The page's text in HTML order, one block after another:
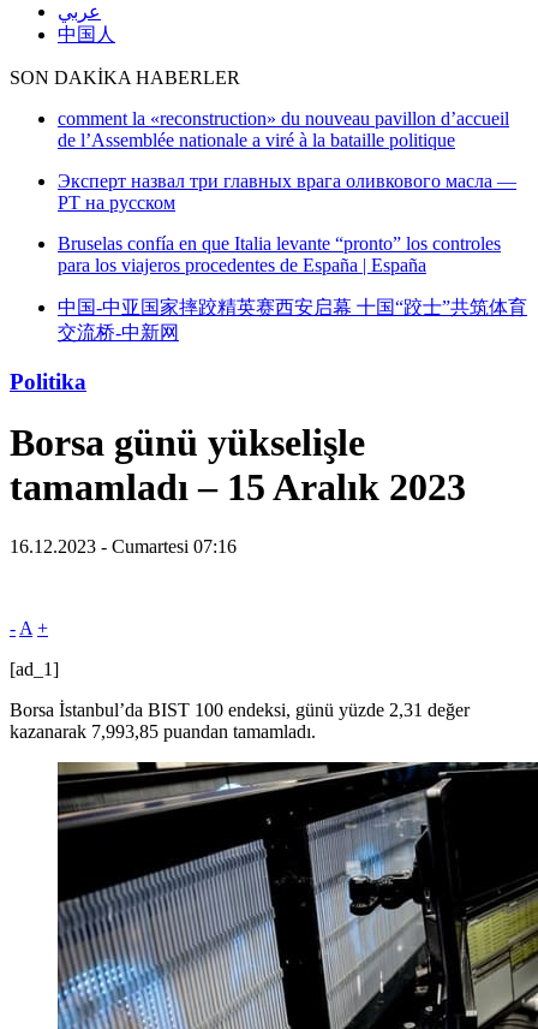
عربي
中国人
SON DAKİKA HABERLER
comment la «reconstruction» du nouveau pavillon d’accueil
de l’Assemblée nationale a viré à la bataille politique
Эксперт назвал три главных врага оливкового масла —
РТ на русском
Bruselas confía en que Italia levante “pronto” los controles
para los viajeros procedentes de España | España
中国-中亚国家摔跤精英赛西安启幕 十国“跤士”共筑体育
交流桥-中新网
Politika
Borsa günü yükselişle
tamamladı – 15 Aralık 2023
16.12.2023 - Cumartesi 07:16
- A +
[ad_1]
Borsa İstanbul’da BIST 100 endeksi, günü yüzde 2,31 değer
kazanarak 7,993,85 puandan tamamladı.